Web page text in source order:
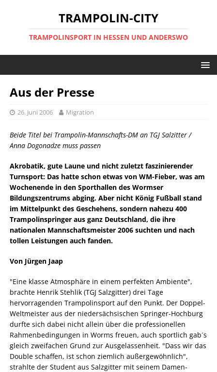
TRAMPOLIN-CITY
TRAMPOLINSPORT IN HESSEN UND ANDERSWO
Aus der Presse
26. Juni 2006 Migration
Beide Titel bei Trampolin-Mannschafts-DM an TGJ Salzitter /
Anna Dogonadze muss passen
Akrobatik, gute Laune und nicht zuletzt faszinierender
Turnsport: Das hatte schon etwas von WM-Fieber, was am
Wochenende in den Sporthallen des Wormser
Bildungszentrums abging. Aber nicht König Fußball stand
im Mittelpunkt des Geschehens, sondern nahezu 400
Trampolinspringer aus ganz Deutschland, die ihre
nationalen Mannschaftsmeister 2006 suchten und nach
tollen Leistungen auch fanden.
Von Jürgen Jaap
"Eine klasse Atmosphäre in einem perfekten Ambiente",
brachte Henrik Stehlik (TGJ Salzgitter) drei Tage
hervorragenden Trampolinsport auf den Punkt. Der Doppel-
Weltmeister aus der niedersächsischen Springer-Hochburg
durfte sich dabei nicht allein über die professionellen
Rahmenbedingungen in Worms freuen, auch sportlich gab´s
gleich zweifachen Grund zur Ausgelassenheit. "Dass wir das
Double schaffen, ist schon ziemlich außergewöhnlich",
strahlte der Student aus Salzgitter mit seinem Damen-